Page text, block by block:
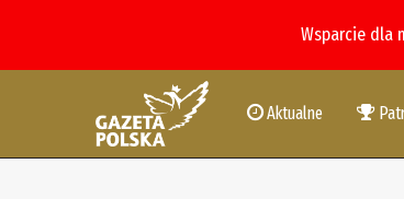
Wsparcie dla
Aktualne